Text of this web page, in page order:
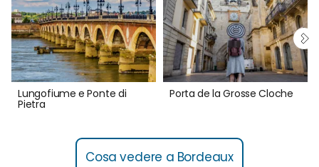
Lungofiume e Ponte di
Pietra
Porta de la Grosse Cloche
Cosa vedere a Bordeaux